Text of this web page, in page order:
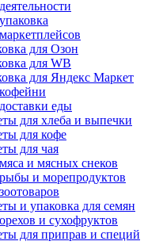
для Озон
для WB
для Яндекс Маркет
еды
для хлеба и выпечки
для кофе
для чая
и мясных снеков
и морепродуктов
и упаковка для семян
и сухофруктов
для приправ и специй